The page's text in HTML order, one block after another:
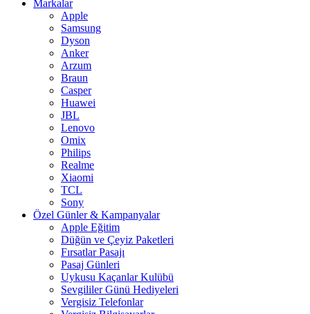
Markalar
Apple
Samsung
Dyson
Anker
Arzum
Braun
Casper
Huawei
JBL
Lenovo
Omix
Philips
Realme
Xiaomi
TCL
Sony
Özel Günler & Kampanyalar
Apple Eğitim
Düğün ve Çeyiz Paketleri
Fırsatlar Pasajı
Pasaj Günleri
Uykusu Kaçanlar Kulübü
Sevgililer Günü Hediyeleri
Vergisiz Telefonlar